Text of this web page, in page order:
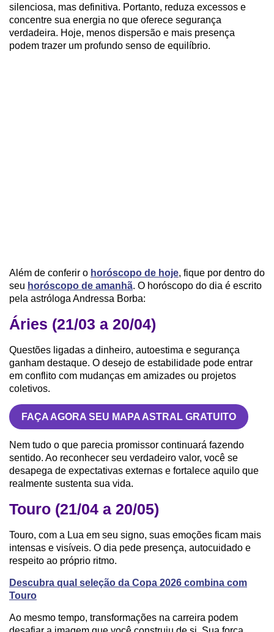
silenciosa, mas definitiva. Portanto, reduza excessos e
concentre sua energia no que oferece segurança
verdadeira. Hoje, menos dispersão e mais presença
podem trazer um profundo senso de equilíbrio.
Além de conferir o horóscopo de hoje, fique por dentro do
seu horóscopo de amanhã. O horóscopo do dia é escrito
pela astróloga Andressa Borba:
Áries (21/03 a 20/04)
Questões ligadas a dinheiro, autoestima e segurança
ganham destaque. O desejo de estabilidade pode entrar
em conflito com mudanças em amizades ou projetos
coletivos.
FAÇA AGORA SEU MAPA ASTRAL GRATUITO
Nem tudo o que parecia promissor continuará fazendo
sentido. Ao reconhecer seu verdadeiro valor, você se
desapega de expectativas externas e fortalece aquilo que
realmente sustenta sua vida.
Touro (21/04 a 20/05)
Touro, com a Lua em seu signo, suas emoções ficam mais
intensas e visíveis. O dia pede presença, autocuidado e
respeito ao próprio ritmo.
Descubra qual seleção da Copa 2026 combina com
Touro
Ao mesmo tempo, transformações na carreira podem